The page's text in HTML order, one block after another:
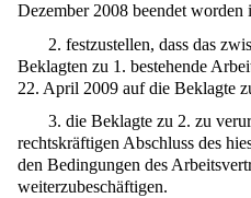
Dezember 2008 beendet worden
2. festzustellen, dass das
Beklagten zu 1. bestehende
22. April 2009 auf die Beklagte
3. die Beklagte zu 2. zu
rechtskräftigen Abschluss des
den Bedingungen des
weiterzubeschäftigen.